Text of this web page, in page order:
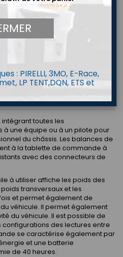
BG Racing
toutes les
une équipe ou à un pilote pour
du châssis. Les balances de
à la tablette de commande à
avec des connecteurs de
à utiliser affiche les poids des
transversaux et les
et permet également de
véhicule. Il permet également
du véhicule. Il est possible de
des lectures entre
se caractérise également par
et une batterie
de 40 heures.
: PIRELLI, 3MO, E-Race,
LP TENT,DQN, ETS et